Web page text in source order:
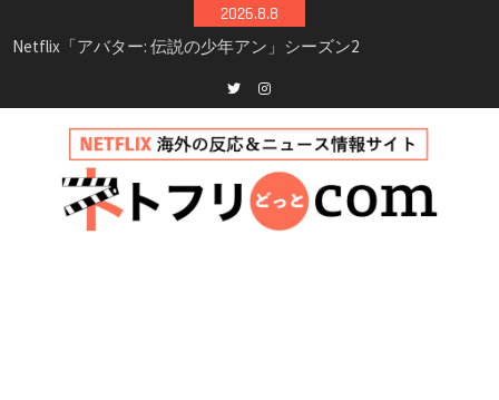
to
2026.8.8
Netflix映画「ボイスメールで恋をして」キャス
イッチ主演ロマコメ
新決定！2027年撮影開始へ
兄弟大騒動のコメディ映画「リトル・ブラザ
ー」がNetflixで配信！─キャスト・あらすじ・
見どころまとめ
Twitterinstagram